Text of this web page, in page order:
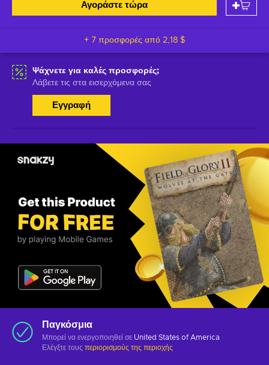
Αγοράστε τώρα
+ 7 προσφορές από 2,18 $
Ψάχνετε για καλές προσφορές;
Λάβετε τις στα εισερχόμενα σας
Εγγραφή
Παγκόσμια
Μπορεί να ενεργοποιηθεί σε United States of America
Ελέγξτε τους περιορισμούς της περιοχής